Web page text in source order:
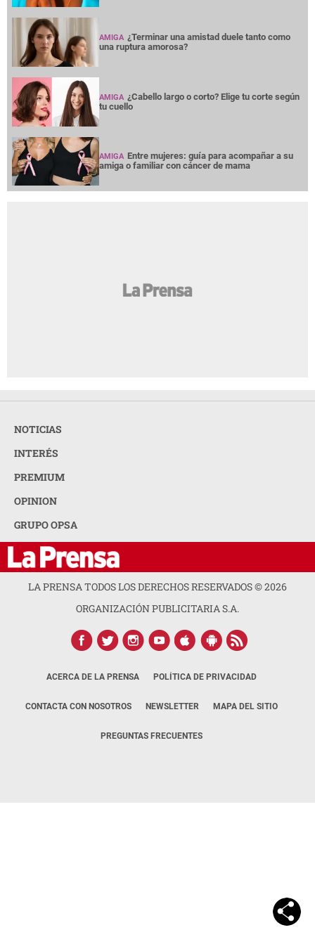
AMIGA ¿Terminar una amistad duele tanto como
una ruptura amorosa?
AMIGA ¿Cabello largo o corto? Elige tu corte según
tu cuello
AMIGA Entre mujeres: guía para acompañar a su
amiga o familiar con cáncer de mama
NOTICIAS
INTERÉS
PREMIUM
OPINION
GRUPO OPSA
LA PRENSA TODOS LOS DERECHOS RESERVADOS ©2026
ORGANIZACIÓN PUBLICITARIA S.A.
ACERCA DE LA PRENSA POLÍTICA DE PRIVACIDAD
CONTACTA CON NOSOTROS NEWSLETTER MAPA DEL SITIO
PREGUNTAS FRECUENTES